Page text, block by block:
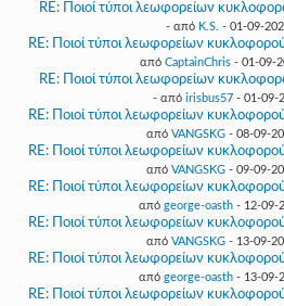
RE: Ποιοί τύποι λεωφορείων
- από K.S. - 01-09-
RE: Ποιοί τύποι λεωφορείων
από CaptainChris - 01-09-
RE: Ποιοί τύποι λεωφορείων
- από irisbus57- 01-09-
RE: Ποιοί τύποι λεωφορείων
από VANGSKG- 08-09-
RE: Ποιοί τύποι λεωφορείων
από VANGSKG- 09-09-
RE: Ποιοί τύποι λεωφορείων
από george-oasth- 12-09-
RE: Ποιοί τύποι λεωφορείων
από VANGSKG- 13-09-
RE: Ποιοί τύποι λεωφορείων
από george-oasth- 13-09-
RE: Ποιοί τύποι λεωφορείων